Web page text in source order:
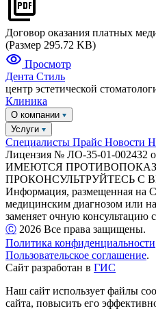
Договор оказания платных
(Размер 295.72 KB)
Просмотр
Дента Стиль
центр эстетической
Клиника
О компании
Услуги
Специалисты Прайс Новости
Лицензия № ЛО-35-01-002432
ИМЕЮТСЯ
ПРОКОНСУЛЬТРУЙТЕСЬ С
Информация, размещенная на
медицинским диагнозом или
заменяет очную консультацию
Ⓒ️ 2026 Все права защищены.
Политика конфиденциальности
Пользовательское соглашение.
Сайт разработан в ГИС
Наш сайт использует файлы
сайта, повысить его